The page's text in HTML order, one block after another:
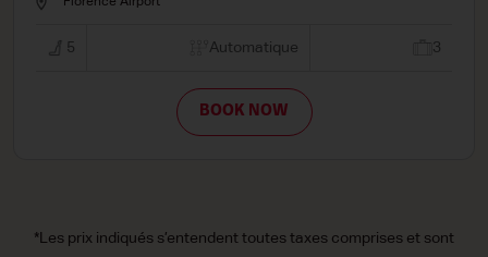
5
*Les prix indiqués s’entendent toutes taxes comprises et sont